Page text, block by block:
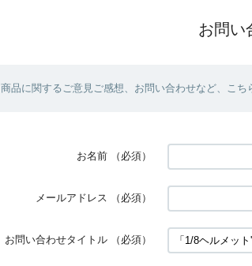
お問い
商品に関するご意見ご感想、お問い合わせなど、こち
お名前 （必須）
メールアドレス （必須）
お問い合わせタイトル （必須）